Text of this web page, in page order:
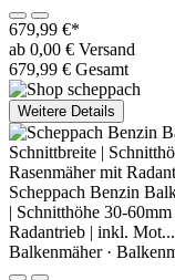
679,99 €*
ab 0,00 € Versand
679,99 € Gesamt
Weitere Details
Scheppach Benzin
| Schnitthöhe 30-
Radantrieb | inkl. Mot...
Balkenmäher ·